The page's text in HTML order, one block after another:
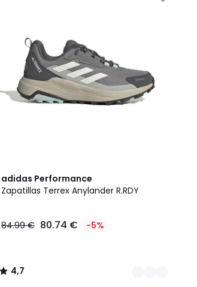
adidas Performance
Zapatillas Terrex Anylander R.RDY
84.99 € 80.74 € -5%
4,7
/ 5
2
Colores
4,7
/